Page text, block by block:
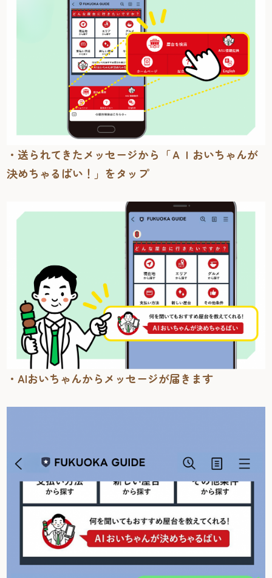
・送られてきたメッセージから「ＡＩおいちゃんが
決めちゃるばい！」をタップ
・AIおいちゃんからメッセージが届きます